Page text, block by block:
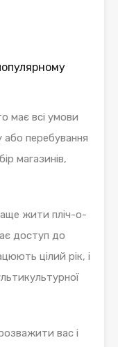
має всі умови
перебування
магазинів,
жити пліч-о-
доступ до
цілий рік, і
вас і